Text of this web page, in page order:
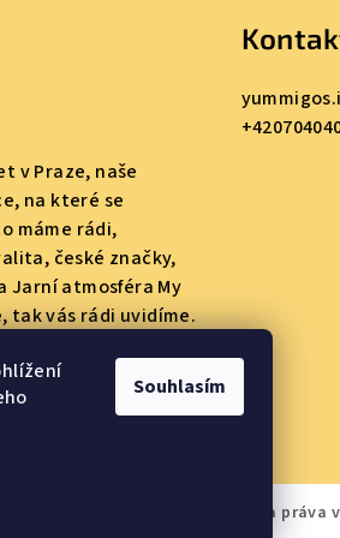
Souhlasím
v Praze, naše
na které se
máme rádi,
české značky,
Jarní atmosféra My
tak vás rádi uvidíme.
soutěž :)
. Všechna práva